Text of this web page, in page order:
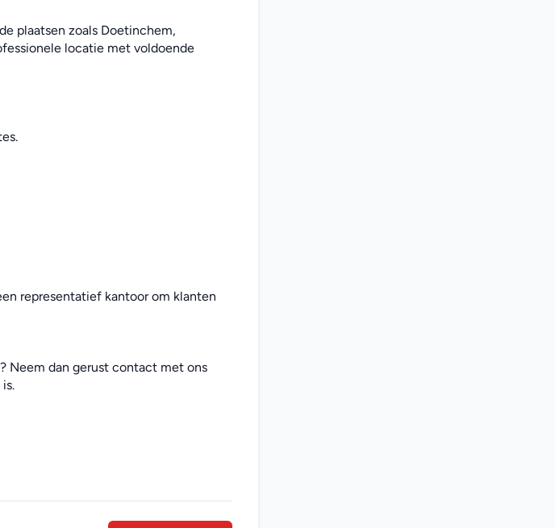
plaatsen zoals Doetinchem,
locatie met voldoende
representatief kantoor om klanten
Neem dan gerust contact met ons